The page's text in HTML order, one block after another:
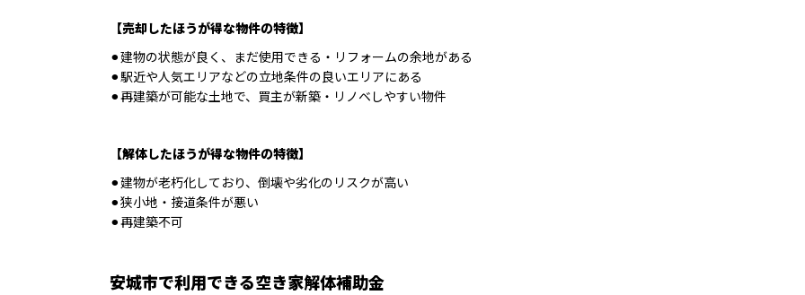
【売却したほうが得な物件の特徴】
⚫︎建物の状態が良く、まだ使用できる・リフォームの余地がある
⚫︎駅近や人気エリアなどの立地条件の良いエリアにある
⚫︎再建築が可能な土地で、買主が新築・リノベしやすい物件
【解体したほうが得な物件の特徴】
⚫︎建物が老朽化しており、倒壊や劣化のリスクが高い
⚫︎狭小地・接道条件が悪い
⚫︎再建築不可
安城市で利用できる空き家解体補助金